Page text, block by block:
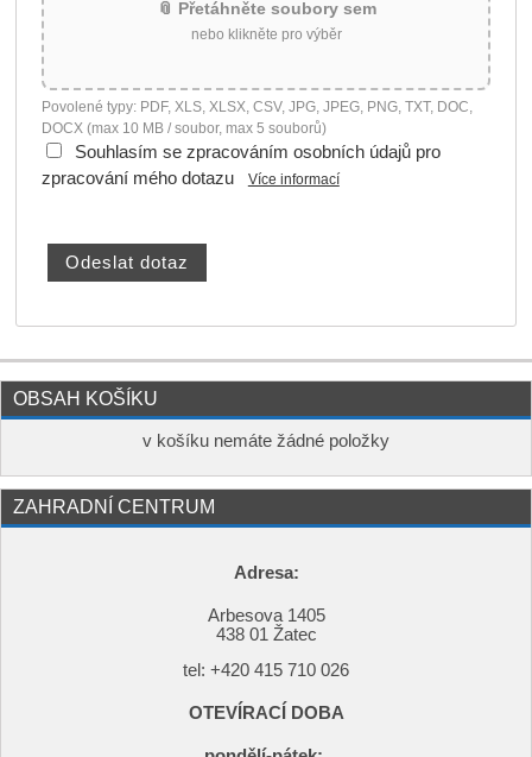
📎 Přetáhněte soubory sem
nebo klikněte pro výběr
Povolené typy: PDF, XLS, XLSX, CSV, JPG, JPEG, PNG, TXT, DOC,
DOCX (max 10 MB / soubor, max 5 souborů)
Souhlasím se zpracováním osobních údajů pro
zpracování mého dotazu
Více informací
OBSAH KOŠÍKU
v košíku nemáte žádné položky
ZAHRADNÍ CENTRUM
Adresa:
Arbesova 1405
438 01 Žatec
tel: +420 415 710 026
OTEVÍRACÍ DOBA